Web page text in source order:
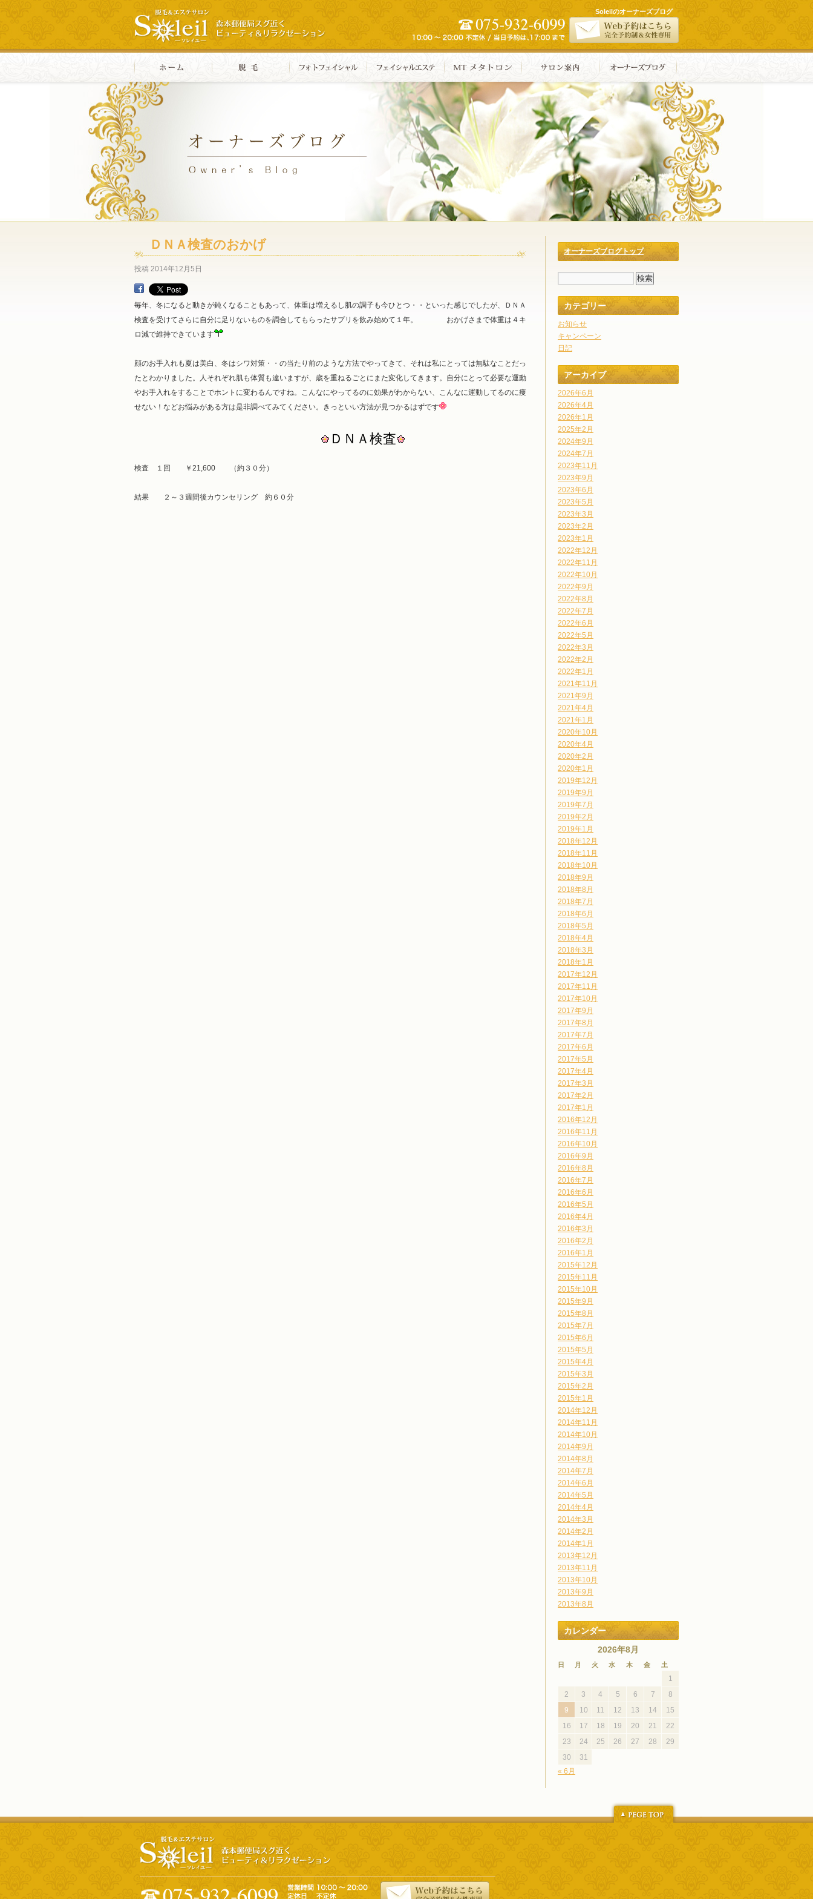
Soleilのオーナーズブログ
オーナーズブログトップ
カテゴリー
お知らせ
キャンペーン
日記
アーカイブ
2026年6月
2026年4月
2026年1月
2025年2月
2024年9月
2024年7月
2023年11月
2023年9月
2023年6月
2023年5月
2023年3月
2023年2月
2023年1月
2022年12月
2022年11月
2022年10月
2022年9月
2022年8月
2022年7月
2022年6月
2022年5月
2022年3月
2022年2月
2022年1月
2021年11月
2021年9月
2021年4月
2021年1月
2020年10月
2020年4月
2020年2月
2020年1月
2019年12月
2019年9月
2019年7月
2019年2月
2019年1月
2018年12月
2018年11月
2018年10月
2018年9月
2018年8月
2018年7月
2018年6月
2018年5月
2018年4月
2018年3月
2018年1月
2017年12月
2017年11月
2017年10月
2017年9月
2017年8月
2017年7月
2017年6月
2017年5月
2017年4月
2017年3月
2017年2月
2017年1月
2016年12月
2016年11月
2016年10月
2016年9月
2016年8月
2016年7月
2016年6月
2016年5月
2016年4月
2016年3月
2016年2月
2016年1月
2015年12月
2015年11月
2015年10月
2015年9月
2015年8月
2015年7月
2015年6月
2015年5月
2015年4月
2015年3月
2015年2月
2015年1月
2014年12月
2014年11月
2014年10月
2014年9月
2014年8月
2014年7月
2014年6月
2014年5月
2014年4月
2014年3月
2014年2月
2014年1月
2013年12月
2013年11月
2013年10月
2013年9月
2013年8月
カレンダー
2026年8月
日 月 火 水 木 金 土
« 6月
1
2
3 4 5 6 7
8
9
10 11 12 13 14
15
16
17 18 19 20 21
22
23
24 25 26 27 28
29
30
31
ＤＮＡ検査のおかげ
投稿 2014年12月5日
毎年、冬になると動きが鈍くなることもあって、体重は増えるし肌の調子も今ひとつ・・といった感じでしたが、ＤＮＡ
検査を受けてさらに自分に足りないものを調合してもらったサプリを飲み始めて１年。 おかげさまで体重は４キ
ロ減で維持できています
顔のお手入れも夏は美白、冬はシワ対策・・の当たり前のような方法でやってきて、それは私にとっては無駄なことだっ
たとわかりました。人それぞれ肌も体質も違いますが、歳を重ねるごとにまた変化してきます。自分にとって必要な運動
やお手入れをすることでホントに変わるんですね。こんなにやってるのに効果がわからない、こんなに運動してるのに痩
せない！などお悩みがある方は是非調べてみてください。きっといい方法が見つかるはずです
ＤＮＡ検査
検査 １回 ￥21,600 （約３０分）
結果 ２～３週間後カウンセリング 約６０分